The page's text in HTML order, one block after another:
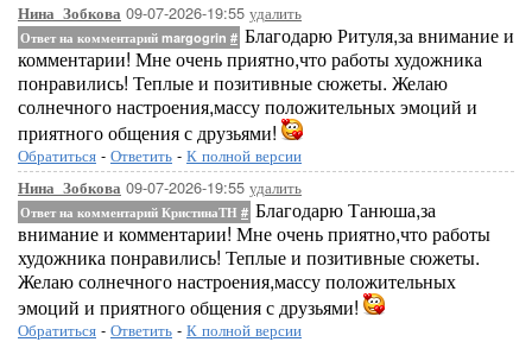
Нина_Зобкова 09-07-2026-19:55 удалить
Ответ на комментарий margogrin # Благодарю Ритуля,за внимание и
комментарии! Мне очень приятно,что работы художника
понравились! Теплые и позитивные сюжеты. Желаю
солнечного настроения,массу положительных эмоций и
приятного общения с друзьями!
Обратиться - Ответить - К полной версии
Нина_Зобкова 09-07-2026-19:55 удалить
Ответ на комментарий КристинаТН # Благодарю Танюша,за
внимание и комментарии! Мне очень приятно,что работы
художника понравились! Теплые и позитивные сюжеты.
Желаю солнечного настроения,массу положительных
эмоций и приятного общения с друзьями!
Обратиться - Ответить - К полной версии